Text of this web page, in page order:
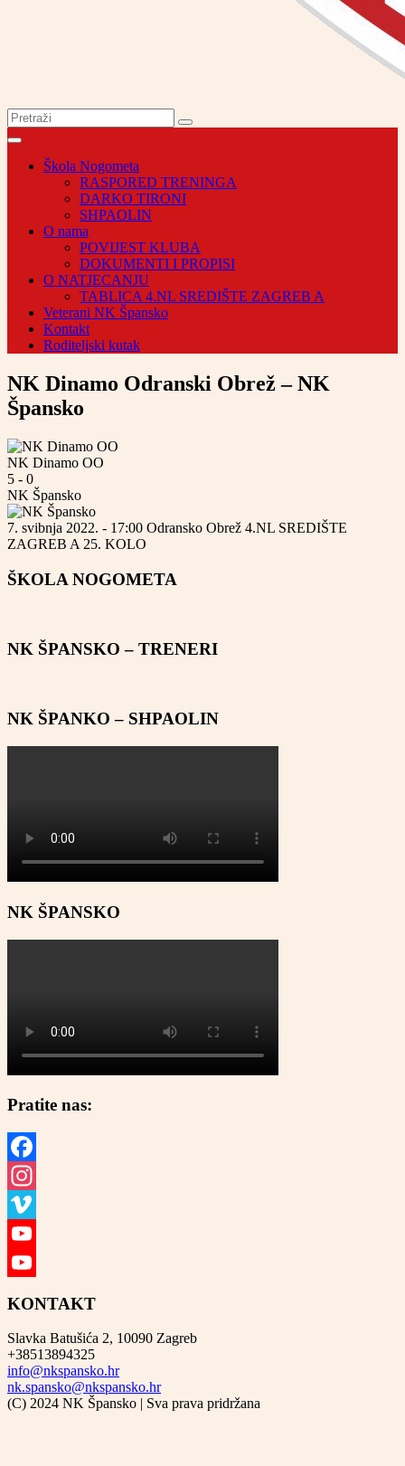
Škola Nogometa
RASPORED TRENINGA
DARKO TIRONI
SHPAOLIN
O nama
POVIJEST KLUBA
DOKUMENTI I PROPISI
O NATJECANJU
TABLICA 4.NL SREDIŠTE ZAGREB A
Veterani NK Špansko
Kontakt
Roditeljski kutak
NK Dinamo Odranski Obrež – NK
Špansko
NK Dinamo OO
5 - 0
NK Špansko
7. svibnja 2022. - 17:00 Odransko Obrež 4.NL SREDIŠTE
ZAGREB A 25. KOLO
ŠKOLA NOGOMETA
NK ŠPANSKO – TRENERI
NK ŠPANKO – SHPAOLIN
NK ŠPANSKO
Pratite nas:
Facebook
Instagram
Vimeo
YouTube
KONTAKT
Slavka Batušića 2, 10090 Zagreb
+38513894325
info@nkspansko.hr
nk.spansko@nkspansko.hr
(C) 2024 NK Špansko | Sva prava pridržana